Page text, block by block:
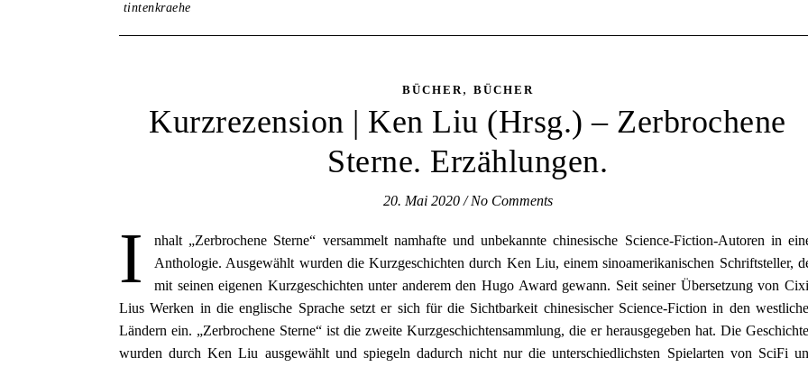
tintenkraehe
BÜCHER, BÜCHER
Kurzrezension | Ken Liu (Hrsg.) – Zerbrochene
Sterne. Erzählungen.
20. Mai 2020 / No Comments
I
nhalt „Zerbrochene Sterne“ versammelt namhafte und unbekannte chinesische Science-Fiction-Autoren in
Anthologie. Ausgewählt wurden die Kurzgeschichten durch Ken Liu, einem sinoamerikanischen Schriftsteller,
mit seinen eigenen Kurzgeschichten unter anderem den Hugo Award gewann. Seit seiner Übersetzung von
Lius Werken in die englische Sprache setzt er sich für die Sichtbarkeit chinesischer Science-Fiction in den
Ländern ein. „Zerbrochene Sterne“ ist die zweite Kurzgeschichtensammlung, die er herausgegeben hat. Die
wurden durch Ken Liu ausgewählt und spiegeln dadurch nicht nur die unterschiedlichsten Spielarten von SciFi